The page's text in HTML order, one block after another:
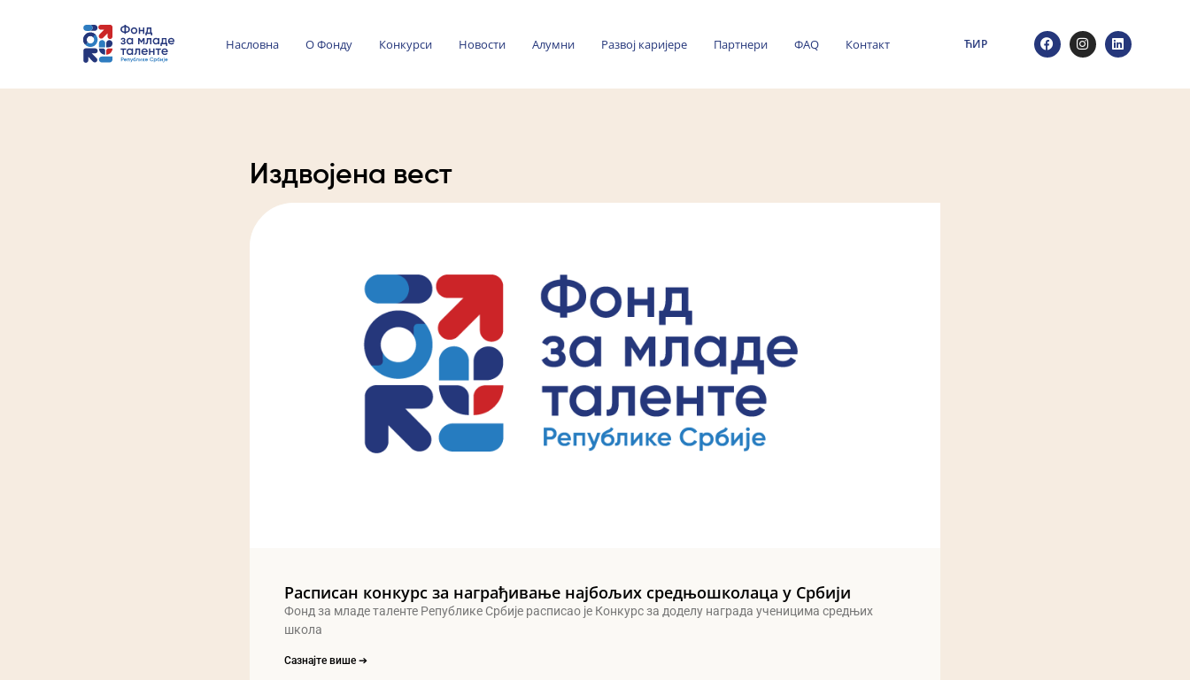
Насловна О Фонду Конкурси Новости Алумни Развој каријере Партнери ФАQ Контакт ЋИР
Издвојена вест
Расписан конкурс за награђивање најбољих средњошколаца у Србији
Фонд за младе таленте Републике Србије расписао је Конкурс за доделу награда ученицима средњих
школа
Сазнајте више ➔